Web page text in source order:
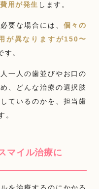
用が発生 します。
要な場合には、 個々の
が異なりますが150〜
す。
一人の歯並びやお口の
、どんな治療の選択肢
ているのかを、担当歯
。
マイル治療に